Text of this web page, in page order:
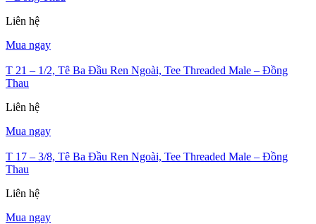
Liên hệ
Mua ngay
T 21 – 1/2, Tê Ba Đầu Ren Ngoài, Tee Threaded Male – Đồng
Thau
Liên hệ
Mua ngay
T 17 – 3/8, Tê Ba Đầu Ren Ngoài, Tee Threaded Male – Đồng
Thau
Liên hệ
Mua ngay